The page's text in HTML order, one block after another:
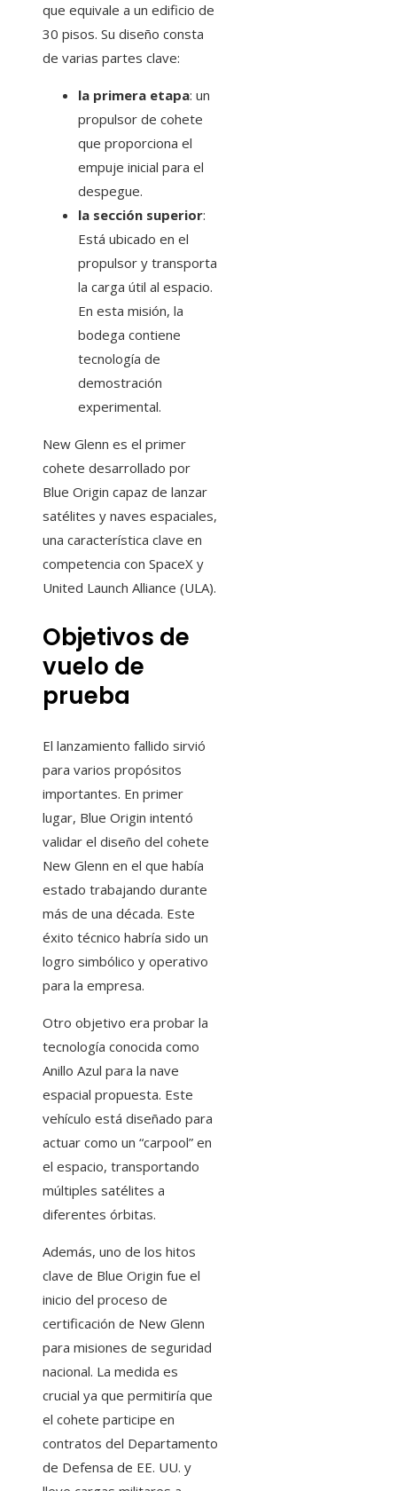
que equivale a un edificio de
30 pisos. Su diseño consta
de varias partes clave:
la primera etapa: un
propulsor de cohete
que proporciona el
empuje inicial para el
despegue.
la sección superior:
Está ubicado en el
propulsor y transporta
la carga útil al espacio.
En esta misión, la
bodega contiene
tecnología de
demostración
experimental.
New Glenn es el primer
cohete desarrollado por
Blue Origin capaz de lanzar
satélites y naves espaciales,
una característica clave en
competencia con SpaceX y
United Launch Alliance (ULA).
Objetivos de
vuelo de
prueba
El lanzamiento fallido sirvió
para varios propósitos
importantes. En primer
lugar, Blue Origin intentó
validar el diseño del cohete
New Glenn en el que había
estado trabajando durante
más de una década. Este
éxito técnico habría sido un
logro simbólico y operativo
para la empresa.
Otro objetivo era probar la
tecnología conocida como
Anillo Azul para la nave
espacial propuesta. Este
vehículo está diseñado para
actuar como un “carpool” en
el espacio, transportando
múltiples satélites a
diferentes órbitas.
Además, uno de los hitos
clave de Blue Origin fue el
inicio del proceso de
certificación de New Glenn
para misiones de seguridad
nacional. La medida es
crucial ya que permitiría que
el cohete participe en
contratos del Departamento
de Defensa de EE. UU. y